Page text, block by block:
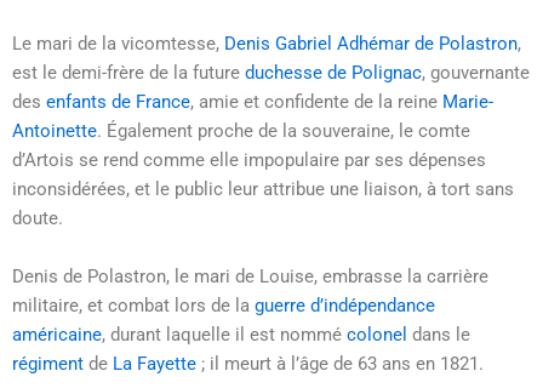
Le mari de la vicomtesse, Denis Gabriel Adhémar de Polastron,
est le demi-frère de la future duchesse de Polignac, gouvernante
des enfants de France, amie et confidente de la reine Marie-
Antoinette. Également proche de la souveraine, le comte
d’Artois se rend comme elle impopulaire par ses dépenses
inconsidérées, et le public leur attribue une liaison, à tort sans
doute.
Denis de Polastron, le mari de Louise, embrasse la carrière
militaire, et combat lors de la guerre d’indépendance
américaine, durant laquelle il est nommé colonel dans le
régiment de La Fayette ; il meurt à l’âge de 63 ans en 1821.